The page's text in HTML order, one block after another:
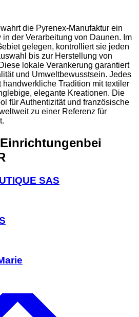
die Pyrenex-Manufaktur ein
der Verarbeitung von Daunen. Im
gelegen, kontrolliert sie jeden
bis zur Herstellung von
lokale Verankerung garantiert
und Umweltbewusstsein. Jedes
handwerkliche Tradition mit textiler
elegante Kreationen. Die
für Authentizität und französische
zu einer Referenz für
bei
SAS